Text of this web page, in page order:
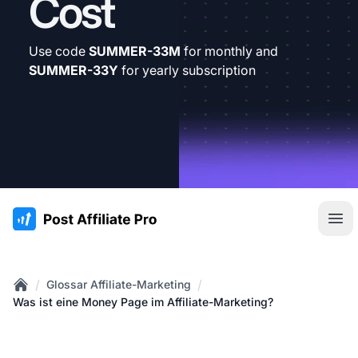
Cost
Use code SUMMER-33M for monthly and
SUMMER-33Y for yearly subscription
:site.title
Home
/ Glossar Affiliate-Marketing /
Was ist eine Money Page im Affiliate-Marketing?